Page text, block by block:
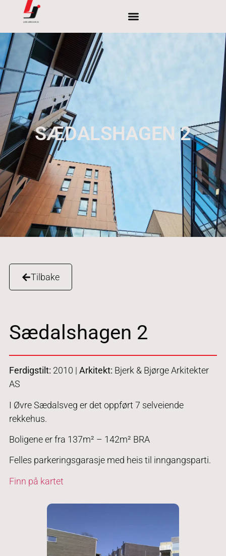
SÆDALSHAGEN 2
Tilbake
Sædalshagen 2
Ferdigstilt: 2010 | Arkitekt: Bjerk & Bjørge Arkitekter
AS
I Øvre Sædalsveg er det oppført 7 selveiende
rekkehus.
Boligene er fra 137m² – 142m² BRA
Felles parkeringsgarasje med heis til inngangsparti.
Finn på kartet